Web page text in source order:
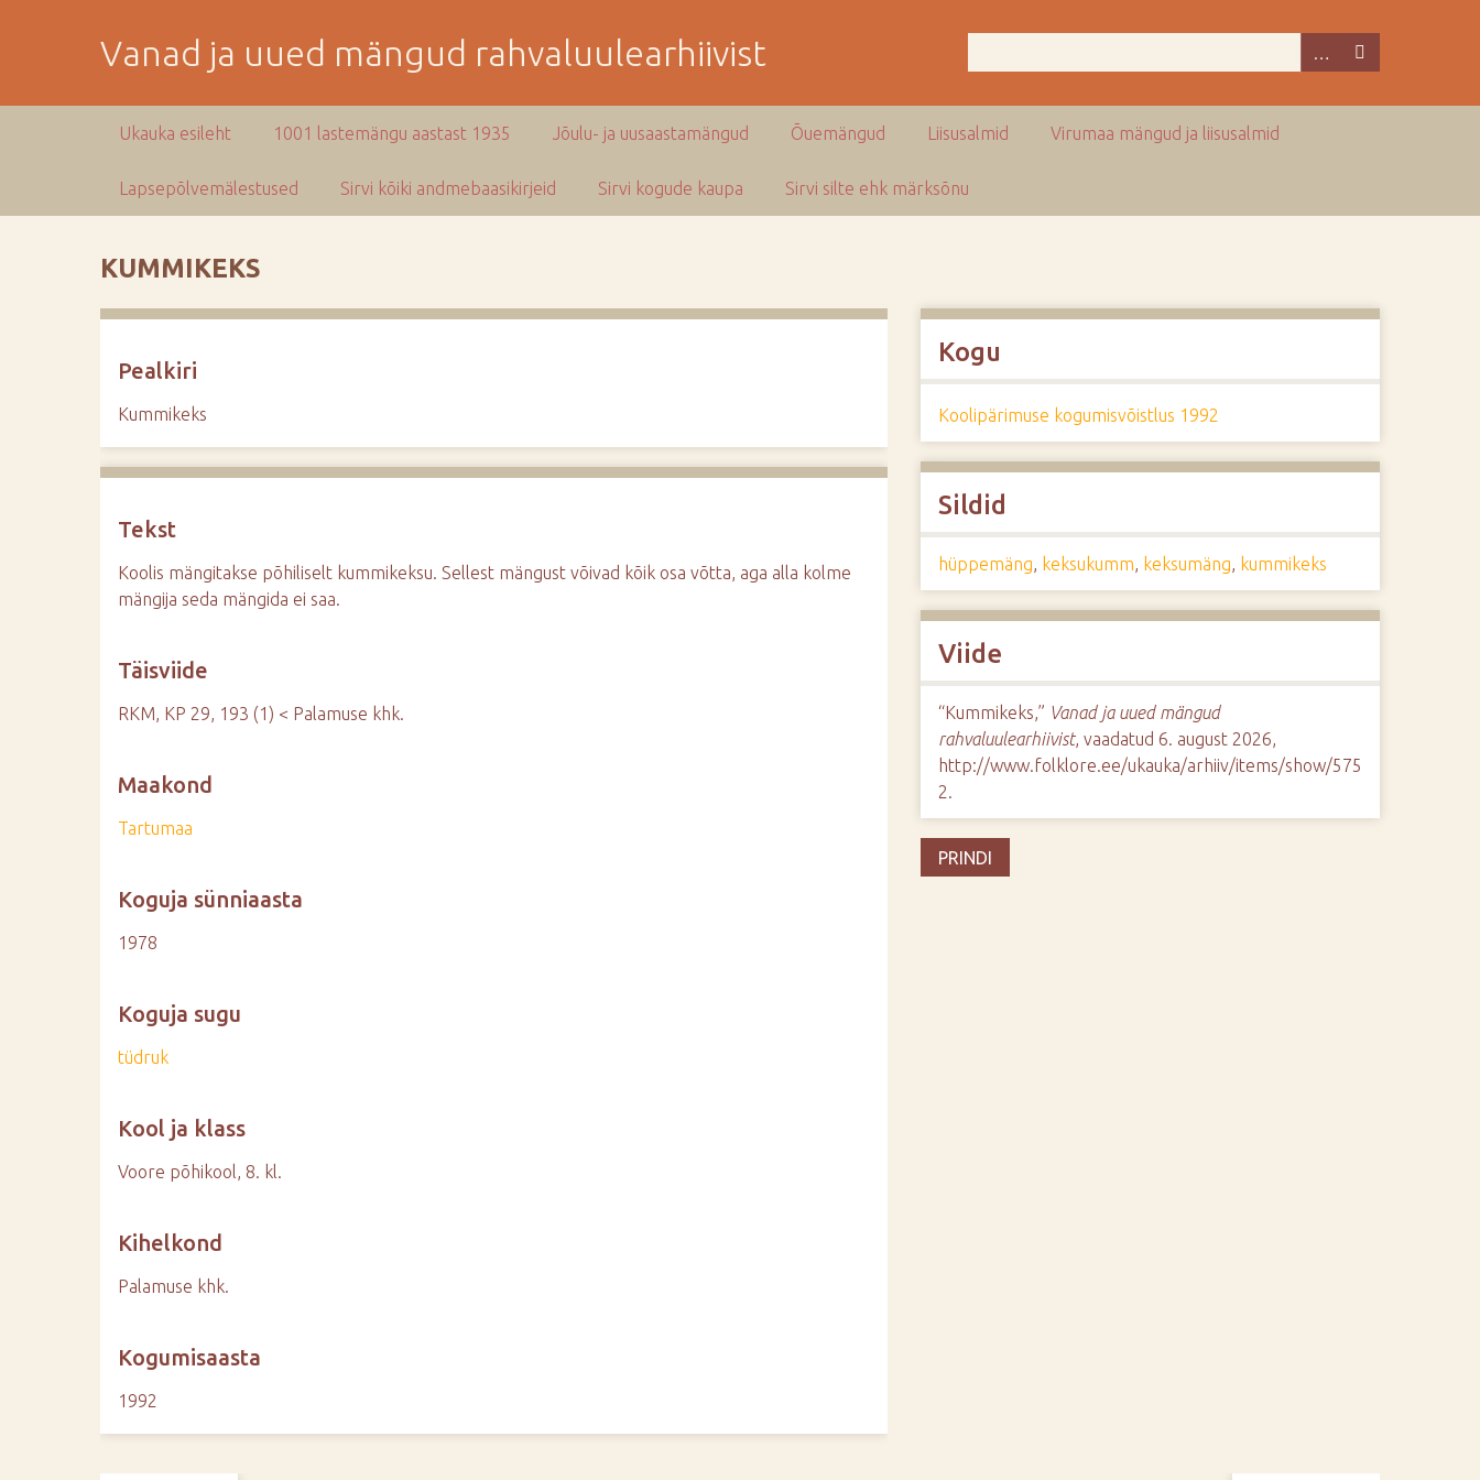
Vanad ja uued mängud rahvaluulearhiivist
Ukauka esileht 1001 lastemängu aastast 1935 Jõulu- ja uusaastamängud Õuemängud Liisusalmid Virumaa mängud ja liisusalmid
Lapsepõlvemälestused Sirvi kõiki andmebaasikirjeid Sirvi kogude kaupa Sirvi silte ehk märksõnu
KUMMIKEKS
Pealkiri
Kummikeks
Tekst
Koolis mängitakse põhiliselt kummikeksu. Sellest mängust võivad kõik osa võtta, aga alla kolme
mängija seda mängida ei saa.
Täisviide
RKM, KP 29, 193 (1) < Palamuse khk.
Maakond
Tartumaa
Koguja sünniaasta
1978
Koguja sugu
tüdruk
Kool ja klass
Voore põhikool, 8. kl.
Kihelkond
Palamuse khk.
Kogumisaasta
1992
Kogu
Koolipärimuse kogumisvõistlus 1992
Sildid
hüppemäng, keksukumm, keksumäng, kummikeks
Viide
“Kummikeks,” Vanad ja uued mängud
rahvaluulearhiivist, vaadatud 6. august 2026,
http://www.folklore.ee/ukauka/arhiiv/items/show/575
2.
PRINDI